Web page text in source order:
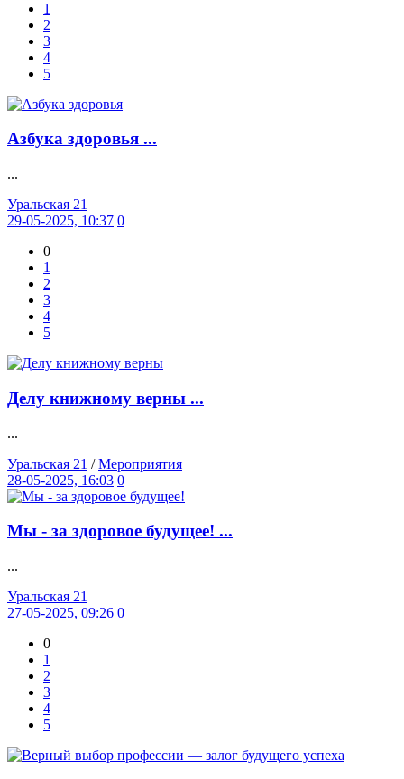
1
2
3
4
5
Азбука здоровья ...
...
Уральская 21
29-05-2025, 10:37 0
0
1
2
3
4
5
Делу книжному верны ...
...
Уральская 21 /Мероприятия
28-05-2025, 16:03 0
Мы - за здоровое будущее! ...
...
Уральская 21
27-05-2025, 09:26 0
0
1
2
3
4
5